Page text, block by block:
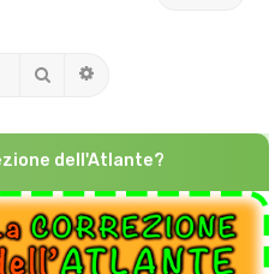
Cerca
dell'Atlante?